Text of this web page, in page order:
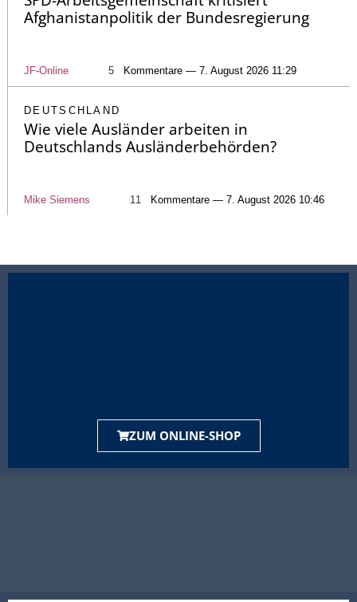
Afghanistanpolitik der Bundesregierung
JF-Online 5 Kommentare — 7. August 2026 11:29
DEUTSCHLAND
Wie viele Ausländer arbeiten in
Deutschlands Ausländerbehörden?
Mike Siemens 11 Kommentare — 7. August 2026 10:46
ZUM ONLINE-SHOP